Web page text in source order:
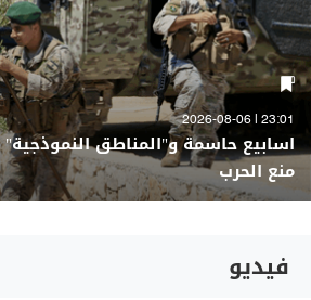
23:01 | 2026-08-06
اسابيع حاسمة و"المناطق النموذجية"
منع الحرب
فيديو